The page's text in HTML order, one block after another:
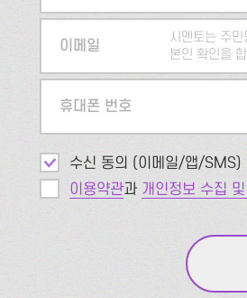
이메일
시멘토는 주
본인 확인을
휴대폰 번호
수신 동의 (이메일/앱/SMS)
이용약관과 개인정보 수집